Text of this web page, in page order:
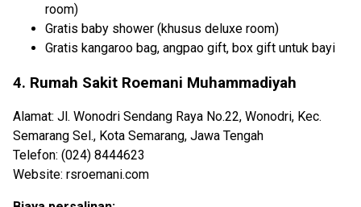
room)
Gratis baby shower (khusus deluxe room)
Gratis kangaroo bag, angpao gift, box gift untuk bayi
4. Rumah Sakit Roemani Muhammadiyah
Alamat: Jl. Wonodri Sendang Raya No.22, Wonodri, Kec.
Semarang Sel., Kota Semarang, Jawa Tengah
Telefon: (024) 8444623
Website: rsroemani.com